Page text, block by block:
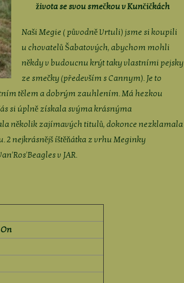
života se svou smečkou v Kunčičkách
Naši Megie ( původně Vrtuli) jsme si koupili
u chovatelů Šabatových, abychom mohli
někdy v budoucnu krýt taky vlastními pejsky
ze smečky (především s Cannym). Je to
tělem a dobrým zauhlením. Má hezkou
si úplně získala svýma krásnýma
několik zajímavých titulů, dokonce nezklamala
2 nejkrásnějš íštěňátka z vrhu Meginky
v JAR.